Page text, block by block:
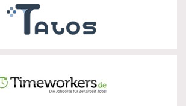
Workforce Solutions
zur Partnerseite
Timeworkers
zur Partnerseite